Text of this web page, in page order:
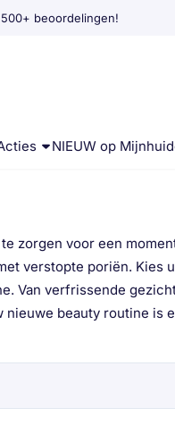
beoordelingen!
NIEUW op
zorgen voor een
verstopte poriën. Kies
Van verfrissende
beauty routine is